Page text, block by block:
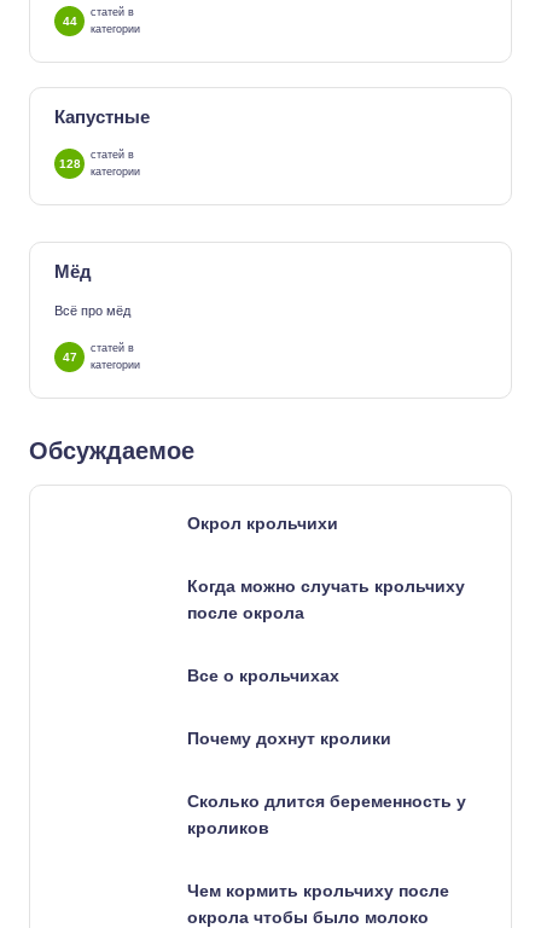
44
статей в
категории
Капустные
128
статей в
категории
Мёд
Всё про мёд
47
статей в
категории
Обсуждаемое
Окрол крольчихи
Когда можно случать крольчиху
после окрола
Все о крольчихах
Почему дохнут кролики
Сколько длится беременность у
кроликов
Чем кормить крольчиху после
окрола чтобы было молоко